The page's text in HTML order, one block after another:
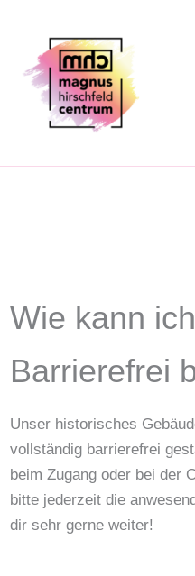
springen
Wie kann
Barrierefrei
Unser historisches
vollständig barrierefrei
beim Zugang oder bei der
bitte jederzeit die
dir sehr gerne weiter!